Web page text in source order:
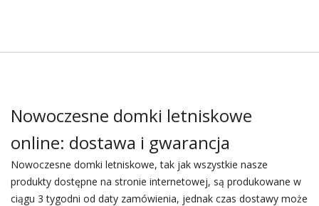
Nowoczesne domki letniskowe
online: dostawa i gwarancja
Nowoczesne domki letniskowe, tak jak wszystkie nasze
produkty dostępne na stronie internetowej, są produkowane w
ciągu 3 tygodni od daty zamówienia, jednak czas dostawy może